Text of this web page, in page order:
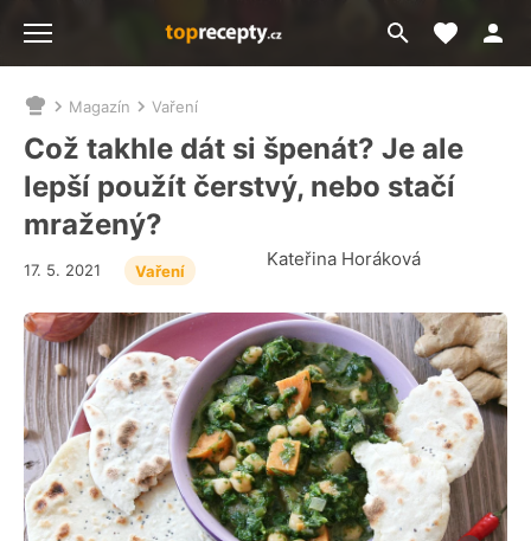
Přejít
na
Moje
Nacházíte
se
zde:
Magazín Vaření
Což takhle dát si špenát? Je ale
lepší použít čerstvý, nebo stačí
mražený?
Kateřina Horáková
17. 5. 2021 Vaření